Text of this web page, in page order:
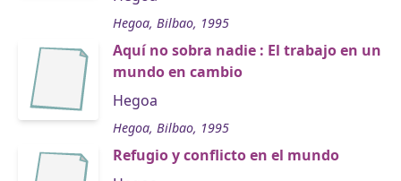
Hegoa, Bilbao, 1995
Aquí no sobra nadie : El trabajo en un
mundo en cambio
Hegoa
Hegoa, Bilbao, 1995
Refugio y conflicto en el mundo